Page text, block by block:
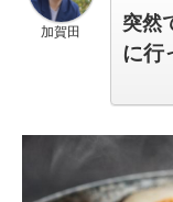
加賀田 突然
に行